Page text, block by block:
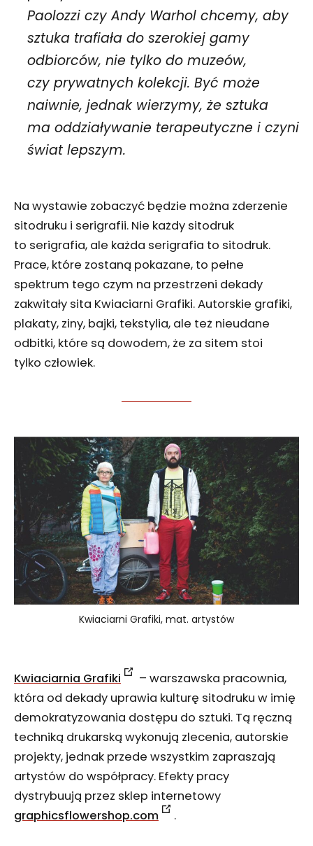
Paolozzi czy Andy Warhol chcemy, aby
sztuka trafiała do szerokiej gamy
odbiorców, nie tylko do muzeów,
czy prywatnych kolekcji. Być może
naiwnie, jednak wierzymy, że sztuka
ma oddziaływanie terapeutyczne i czyni
świat lepszym.
Na wystawie zobaczyć będzie można zderzenie
sitodruku i serigrafii. Nie każdy sitodruk
to serigrafia, ale każda serigrafia to sitodruk.
Prace, które zostaną pokazane, to pełne
spektrum tego czym na przestrzeni dekady
zakwitały sita Kwiaciarni Grafiki. Autorskie grafiki,
plakaty, ziny, bajki, tekstylia, ale też nieudane
odbitki, które są dowodem, że za sitem stoi
tylko człowiek.
Kwiaciarni Grafiki, mat. artystów
Kwiaciarnia Grafiki
– warszawska pracownia,
która od dekady uprawia kulturę sitodruku w imię
demokratyzowania dostępu do sztuki. Tą ręczną
techniką drukarską wykonują zlecenia, autorskie
projekty, jednak przede wszystkim zapraszają
artystów do współpracy. Efekty pracy
dystrybuują przez sklep internetowy
graphicsflowershop.com
.